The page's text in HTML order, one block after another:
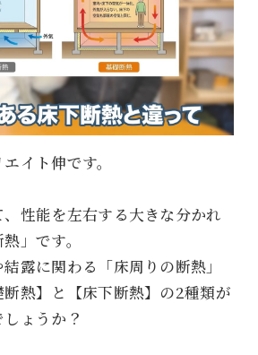
イト伸です。
性能を左右する大きな分かれ
」です。
露に関わる「床周りの断熱」
熱】と【床下断熱】の2種類が
ょうか？